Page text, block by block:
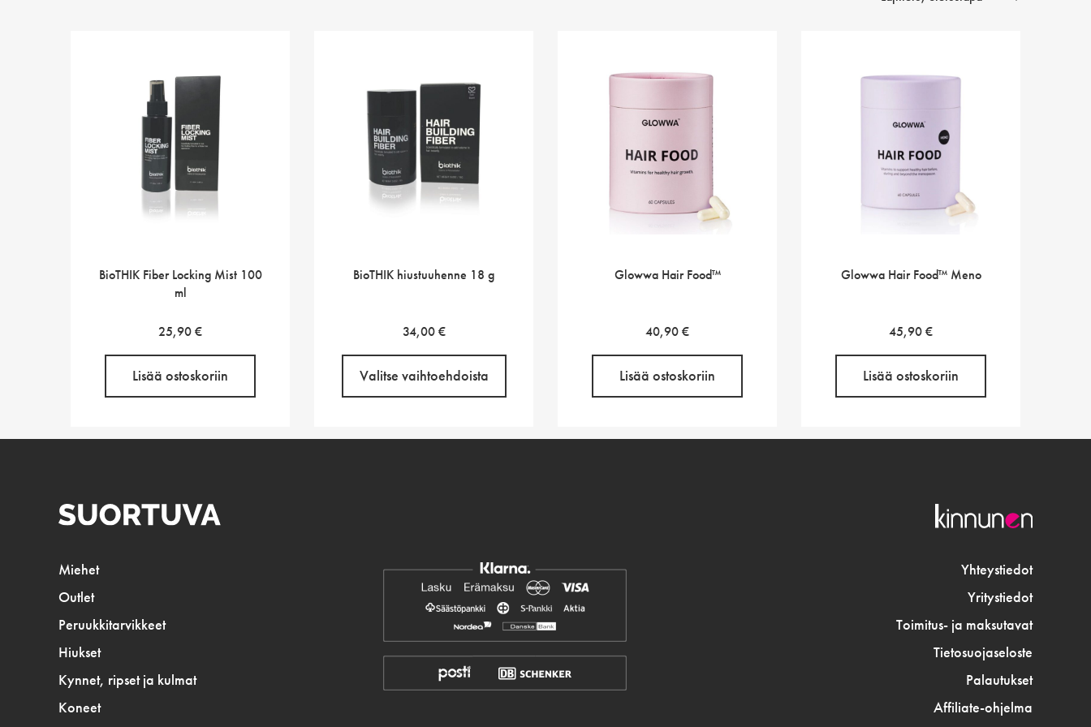
BioTHIK Fiber Locking Mist 100
ml
25,90€
Lisää ostoskoriin
BioTHIK hiustuuhenne 18 g
34,00€
Valitse vaihtoehdoista
Glowwa Hair Food™
40,90€
Lisää ostoskoriin
Glowwa Hair Food™ Meno
45,90€
Lisää ostoskoriin
Miehet
Outlet
Peruukkitarvikkeet
Hiukset
Kynnet, ripset ja kulmat
Koneet
Yhteystiedot
Yritystiedot
Toimitus- ja maksutavat
Tietosuojaseloste
Palautukset
Affiliate-ohjelma